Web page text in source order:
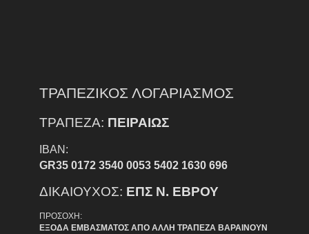
ΤΡΑΠΕΖΙΚΟΣ ΛΟΓΑΡΙΑΣΜΟΣ
ΤΡΑΠΕΖΑ: ΠΕΙΡΑΙΩΣ
IBAN:
GR35 0172 3540 0053 5402 1630 696
ΔΙΚΑΙΟΥΧΟΣ: ΕΠΣ Ν. ΕΒΡΟΥ
ΠΡΟΣΟΧΗ:
ΕΞΟΔΑ ΕΜΒΑΣΜΑΤΟΣ ΑΠΟ ΑΛΛΗ ΤΡΑΠΕΖΑ ΒΑΡΑΙΝΟΥΝ